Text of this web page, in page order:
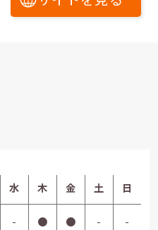
水 木 金 土 日
- ● ● -
-